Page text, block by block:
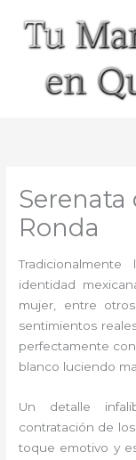
contenido
Serenata
Ronda
identidad
mujer, entre
sentimientos
perfectamente
blanco luciendo
Un detalle
contratación de los
toque emotivo y